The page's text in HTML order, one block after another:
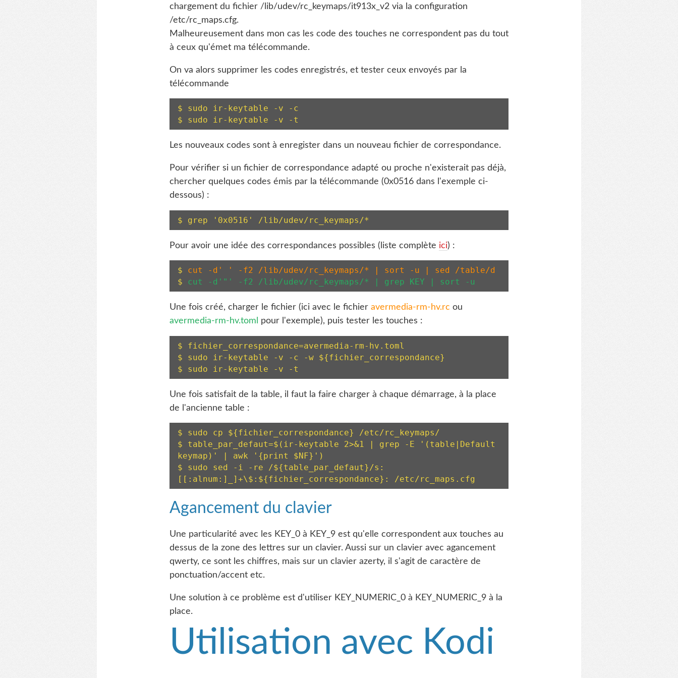
chargement du fichier /lib/udev/rc_keymaps/it913x_v2 via la configuration
/etc/rc_maps.cfg.
Malheureusement dans mon cas les code des touches ne correspondent pas du tout
à ceux qu'émet ma télécommande.
On va alors supprimer les codes enregistrés, et tester ceux envoyés par la
télécommande
$ sudo ir-keytable -v -c
Les nouveaux codes sont à enregister dans un nouveau fichier de correspondance.
Pour vérifier si un fichier de correspondance adapté ou proche n'existerait pas déjà,
chercher quelques codes émis par la télécommande (0x0516 dans l'exemple ci-
dessous) :
$ grep '0x0516' /lib/udev/rc_keymaps/*
Pour avoir une idée des correspondances possibles (liste complète ici) :
$ cut -d' ' -f2 /lib/udev/rc_keymaps/* | sort -u | sed /table/d
$ cut -d'"' -f2 /lib/udev/rc_keymaps/* | grep KEY | sort -u
Une fois créé, charger le fichier (ici avec le fichier avermedia-rm-hv.rc ou
avermedia-rm-hv.toml
pour l'exemple), puis tester les touches :
$ fichier_correspondance=avermedia-rm-hv.toml
$ sudo ir-keytable -v -c -w ${fichier_correspondance}
$ sudo ir-keytable -v -t
Une fois satisfait de la table, il faut la faire charger à chaque démarrage, à la place
de l'ancienne table :
$ sudo cp ${fichier_correspondance} /etc/rc_keymaps/
$ table_par_defaut=$(ir-keytable 2>&1 | grep -E '(table|Default
keymap)' | awk '{print $NF}')
$ sudo sed -i -re /${table_par_defaut}/s:
[[:alnum:]_]+\$:${fichier_correspondance}: /etc/rc_maps.cfg
Agancement du clavier
Une particularité avec les KEY_0 à KEY_9 est qu'elle correspondent aux touches au
dessus de la zone des lettres sur un clavier. Aussi sur un clavier avec agancement
qwerty, ce sont les chiffres, mais sur un clavier azerty, il s'agit de caractère de
ponctuation/accent etc.
Une solution à ce problème est d'utiliser KEY_NUMERIC_0 à KEY_NUMERIC_9 à la
place.
Utilisation avec Kodi